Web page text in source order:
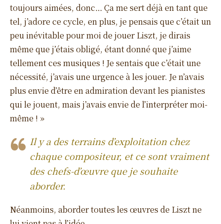
toujours aimées, donc… Ça me sert déjà en tant que
tel, j’adore ce cycle, en plus, je pensais que c’était un
peu inévitable pour moi de jouer Liszt, je dirais
même que j’étais obligé, étant donné que j’aime
tellement ces musiques ! Je sentais que c’était une
nécessité, j’avais une urgence à les jouer. Je n’avais
plus envie d’être en admiration devant les pianistes
qui le jouent, mais j’avais envie de l’interpréter moi-
même ! »
Il y a des terrains d’exploitation chez
chaque compositeur, et ce sont vraiment
des chefs-d’œuvre que je souhaite
aborder.
Néanmoins, aborder toutes les œuvres de Liszt ne